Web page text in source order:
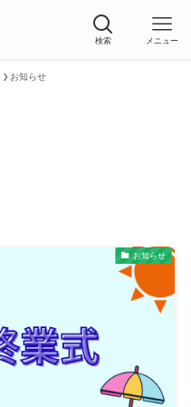
検索 メニュー
お知らせ
お知らせ